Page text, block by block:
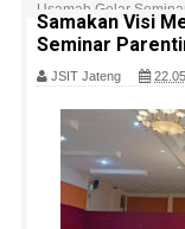
Usamah Gelar
Samakan Visi
Seminar
JSIT Jateng 22.05